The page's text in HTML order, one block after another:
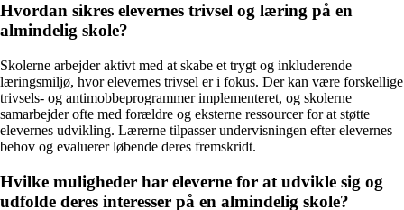
Hvordan sikres elevernes trivsel og læring på en
almindelig skole?
Skolerne arbejder aktivt med at skabe et trygt og inkluderende
læringsmiljø, hvor elevernes trivsel er i fokus. Der kan være forskellige
trivsels- og antimobbeprogrammer implementeret, og skolerne
samarbejder ofte med forældre og eksterne ressourcer for at støtte
elevernes udvikling. Lærerne tilpasser undervisningen efter elevernes
behov og evaluerer løbende deres fremskridt.
Hvilke muligheder har eleverne for at udvikle sig og
udfolde deres interesser på en almindelig skole?